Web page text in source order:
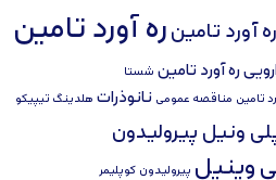
آورد تامین ره آورد تامین
ره آورد تامین شستا
تامین مناقصه عمومی نانوذرات هلدینگ تیپیکو
ونیل پیرولیدون
وینیل پیرولیدون کوپلیمر